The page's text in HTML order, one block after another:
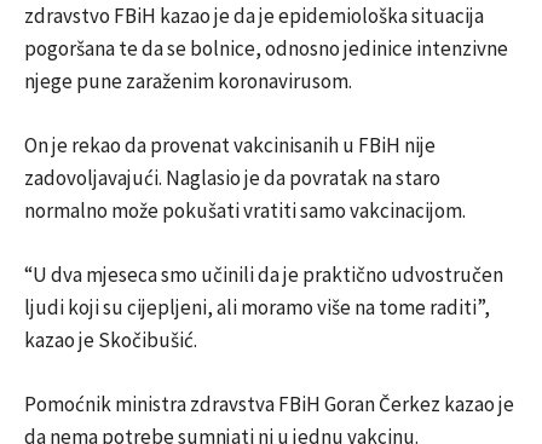
zdravstvo FBiH kazao je da je epidemiološka situacija
pogoršana te da se bolnice, odnosno jedinice intenzivne
njege pune zaraženim koronavirusom.
On je rekao da provenat vakcinisanih u FBiH nije
zadovoljavajući. Naglasio je da povratak na staro
normalno može pokušati vratiti samo vakcinacijom.
“U dva mjeseca smo učinili da je praktično udvostručen
ljudi koji su cijepljeni, ali moramo više na tome raditi”,
kazao je Skočibušić.
Pomoćnik ministra zdravstva FBiH Goran Čerkez kazao je
da nema potrebe sumnjati ni u jednu vakcinu.